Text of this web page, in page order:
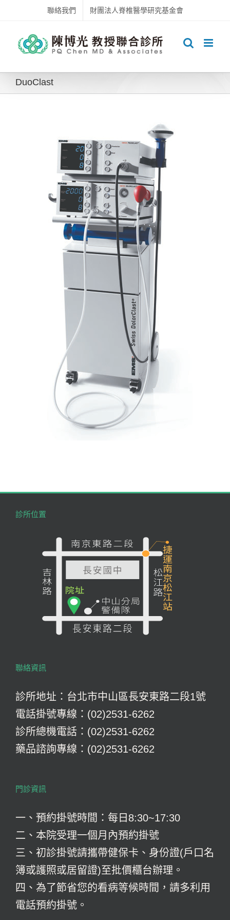
content
聯絡我們 財團法人脊椎醫學研究基金會
DuoClast
診所位置
聯絡資訊
診所地址：台北市中山區長安東路二段1號
電話掛號專線：(02)2531-6262
診所總機電話：(02)2531-6262
藥品諮詢專線：(02)2531-6262
門診資訊
一、預約掛號時間：每日8:30~17:30
二、本院受理一個月內預約掛號
三、初診掛號請攜帶健保卡、身份證(戶口名
簿或護照或居留證)至批價櫃台辦理。
四、為了節省您的看病等候時間，請多利用
電話預約掛號。